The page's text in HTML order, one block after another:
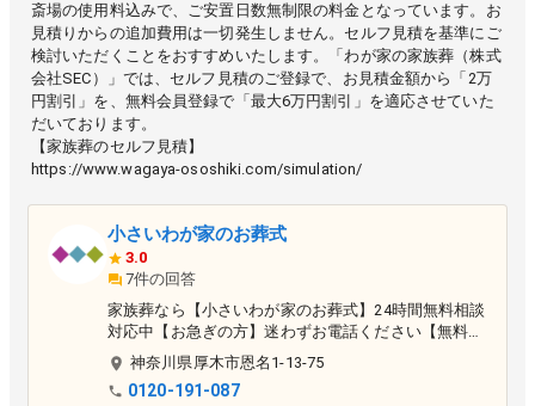
斎場の使用料込みで、ご安置日数無制限の料金となっています。お
見積りからの追加費用は一切発生しません。セルフ見積を基準にご
検討いただくことをおすすめいたします。「わが家の家族葬（株式
会社SEC）」では、セルフ見積のご登録で、お見積金額から「2万
円割引」を、無料会員登録で「最大6万円割引」を適応させていた
だいております。
【家族葬のセルフ見積】
https://www.wagaya-ososhiki.com/simulation/
小さいわが家のお葬式
3.0
7件の回答
家族葬なら【小さいわが家のお葬式】24時間無料相談
対応中【お急ぎの方】迷わずお電話ください【無料会
員登録で最大6万円割引】葬儀費用は安く安心品質で
サポート。家族葬のセルフ見積もご活用ください。家
族葬に最適な葬儀場「清新斎場」「セレイエ厚木」「
神奈川県厚木市恩名1-13-75
0120-191-087